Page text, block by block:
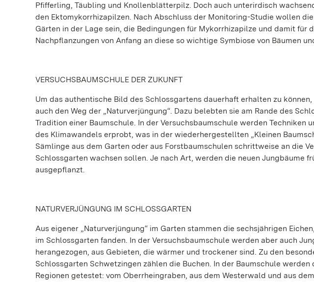
Pfifferling, Täubling und Knollenblätterpilz. Doch auch unterirdisch
den Ektomykorrhizapilzen. Nach Abschluss der Monitoring-Studie wollen
Gärten in der Lage sein, die Bedingungen für Mykorrhizapilze und damit für
Nachpflanzungen von Anfang an diese so wichtige Symbiose von Bäumen
VERSUCHSBAUMSCHULE DER ZUKUNFT
Um das authentische Bild des Schlossgartens dauerhaft erhalten zu
auch den Weg der „Naturverjüngung“. Dazu belebten sie am Rande des
Tradition einer Baumschule. In der Versuchsbaumschule werden Techniken
des Klimawandels erprobt, was in der wiederhergestellten „Kleinen
Sämlinge aus dem Garten oder aus Forstbaumschulen schrittweise an die
Schlossgarten wachsen sollen. Je nach Art, werden die neuen Jungbäume
ausgepflanzt.
NATURVERJÜNGUNG IM SCHLOSSGARTEN
Aus eigener „Naturverjüngung“ im Garten stammen die sechsjährigen
im Schlossgarten fanden. In der Versuchsbaumschule werden aber auch
herangezogen, aus Gebieten, die wärmer und trockener sind. Zu den
Schlossgarten Schwetzingen zählen die Buchen. In der Baumschule
Regionen getestet: vom Oberrheingraben, aus dem Westerwald und aus